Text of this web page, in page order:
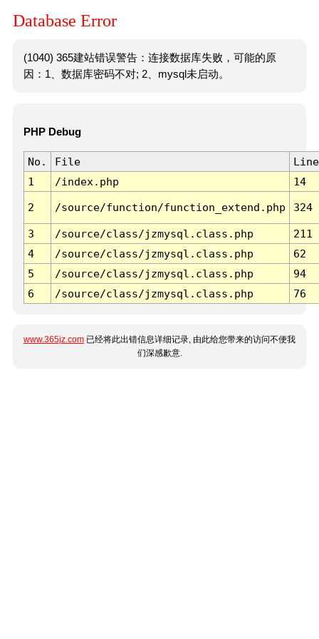
Database Error
(1040) 365建站错误警告：连接数据库失败，可能的原
因：1、数据库密码不对; 2、mysql未启动。
PHP Debug
No. File
Line
1
/index.php 14
2 /source/function/function_extend.php 324
3 /source/class/jzmysql.class.php
211
4
/source/class/jzmysql.class.php
62
5
/source/class/jzmysql.class.php
94
6
/source/class/jzmysql.class.php 76
www.365jz.com 已经将此出错信息详细记录, 由此给您带来的访问不便我
们深感歉意.